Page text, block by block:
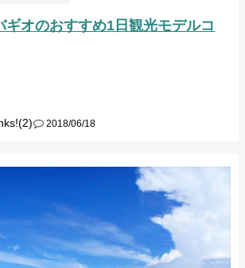
ギオのおすすめ1日観光モデルコ
2018/06/18